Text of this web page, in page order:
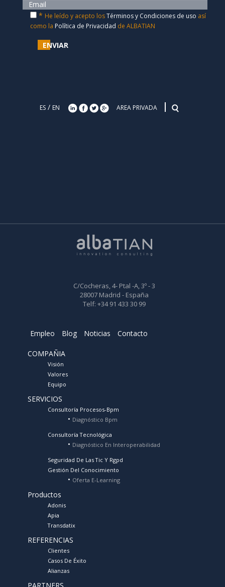
* He leído y acepto losTérminos y Condiciones de uso así
como la Política de Privacidad de ALBATIAN
ENVIAR
ES / EN AREA PRIVADA
C/Cocheras, 4- Ptal -A, 3º - 3
28007 Madrid - España
Telf: +34 91 433 30 99
Empleo Blog Noticias Contacto
COMPAÑIA
Visión
Valores
Equipo
SERVICIOS
Consultoría Procesos-Bpm
Diagnóstico Bpm
Consultoría Tecnológica
Diagnóstico En Interoperabilidad
Seguridad De Las Tic Y Rgpd
Gestión Del Conocimiento
Oferta E-Learning
Productos
Adonis
Apia
Transdatix
REFERENCIAS
Clientes
Casos De Éxito
Alianzas